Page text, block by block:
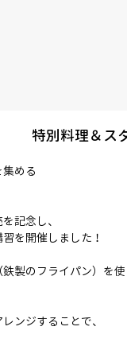
特別料理＆ス
める
記念し、
を開催しました！
製のフライパン）を
ンジすることで、